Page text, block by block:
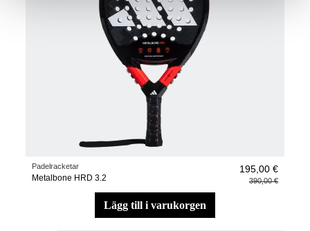
Padelracketar
Metalbone HRD 3.2
195,00 €
390,00 €
lägg till i varukorgen